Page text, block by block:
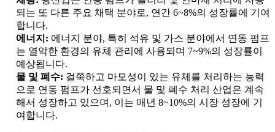
되는 또 다른 주요 채택 분야로, 연간 6~8%의 성장률에 기여
합니다.
에너지: 에너지 분야, 특히 석유 및 가스 분야에서 연동 펌프
는 열악한 환경의 유체 관리에 사용되며 7~9%의 성장률이
예상됩니다.
물 및 폐수: 걸쭉하고 마모성이 있는 유체를 처리하는 능력
으로 연동 펌프가 선호되면서 물 및 폐수 처리 산업은 계속
해서 성장하고 있으며, 이는 매년 8~10%의 시장 성장에 기
여합니다.